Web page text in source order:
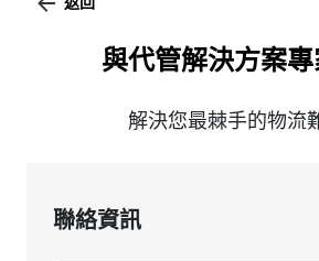
與代管解決方案
解決您最棘手的物流
聯絡資訊